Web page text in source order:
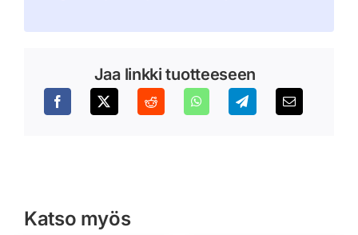
Jaa linkki tuotteeseen
Katso myös